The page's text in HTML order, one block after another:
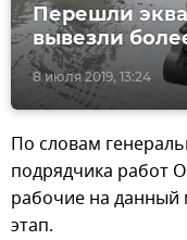
8 июля 2019, 13:24
Перешли
вывезли
По словам
подрядчика работ
рабочие на
этап.